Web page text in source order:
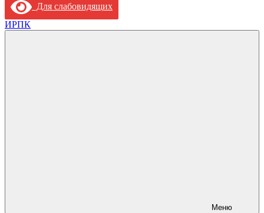
Для слабовидящих
ИРПК
Меню